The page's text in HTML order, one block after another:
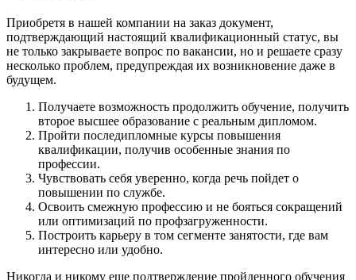
Приобретя в нашей компании на заказ документ,
подтверждающий настоящий квалификационный статус, вы
не только закрываете вопрос по вакансии, но и решаете сразу
несколько проблем, предупреждая их возникновение даже в
будущем.
Получаете возможность продолжить обучение, получить
второе высшее образование с реальным дипломом.
Пройти последипломные курсы повышения
квалификации, получив особенные знания по
профессии.
Чувствовать себя уверенно, когда речь пойдет о
повышении по службе.
Освоить смежную профессию и не бояться сокращений
или оптимизаций по профзагруженности.
Построить карьеру в том сегменте занятости, где вам
интересно или удобно.
Никогда и никому еще подтверждение пройденного обучения